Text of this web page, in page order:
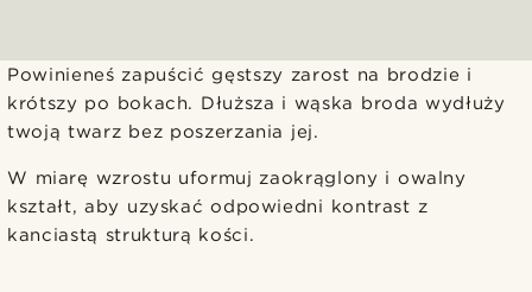
Powinieneś zapuścić gęstszy zarost na brodzie i
krótszy po bokach. Dłuższa i wąska broda wydłuży
twoją twarz bez poszerzania jej.
W miarę wzrostu uformuj zaokrąglony i owalny
kształt, aby uzyskać odpowiedni kontrast z
kanciastą strukturą kości.